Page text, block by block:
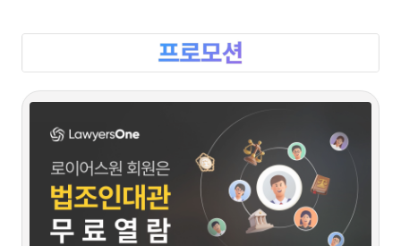
빠르고 정확한 AI 어시스턴트 경험을 제공하기 위해 버전 선택
버전 선택이 무엇인가요?